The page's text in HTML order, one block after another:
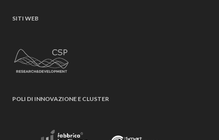
SITI WEB
POLI DI INNOVAZIONE E CLUSTER